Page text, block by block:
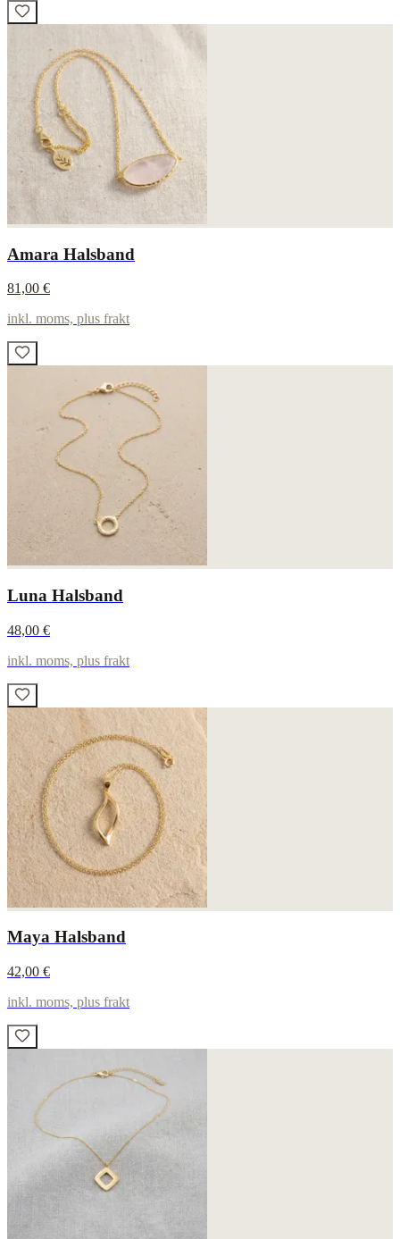
Amara Halsband
81,00 €
inkl. moms, plus frakt
Luna Halsband
48,00 €
inkl. moms, plus frakt
Maya Halsband
42,00 €
inkl. moms, plus frakt